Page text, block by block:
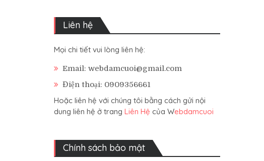
Liên hệ
Mọi chi tiết vui lòng liên hệ:
Email: webdamcuoi@gmail.com
Điện thoại: 0909356661
Hoặc liên hệ với chúng tôi bằng cách gửi nội
dung liên hệ ở trang Liên Hệ của Webdamcuoi
Chính sách bảo mật